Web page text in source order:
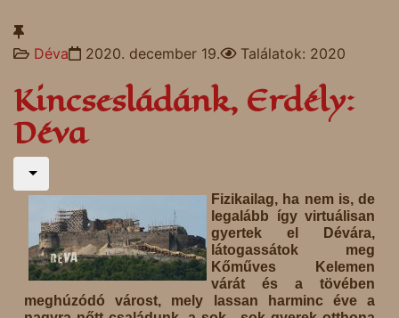
Déva 2020. december 19. Találatok: 2020
Kincsesládánk, Erdély:
Déva
Fizikailag, ha nem is, de
legalább így virtuálisan
gyertek el Dévára,
látogassátok meg
Kőműves Kelemen
várát és a tövében
meghúzódó várost, mely lassan harminc éve a